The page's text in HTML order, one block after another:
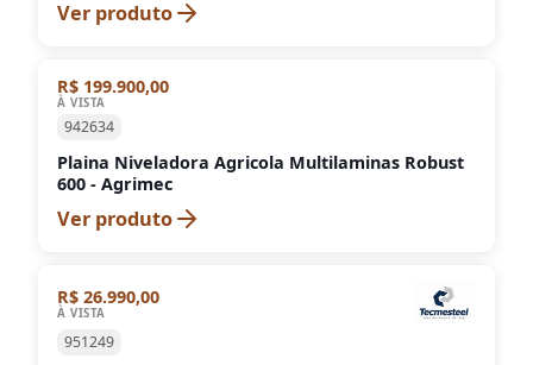
Ver produto
R$ 199.900,00
À VISTA
942634
Plaina Niveladora Agricola Multilaminas Robust
600 - Agrimec
Ver produto
R$ 26.990,00
À VISTA
951249